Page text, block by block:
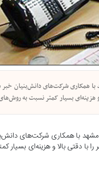
همکاری شرکت‌های دانش‌بنیان خبر
با همکاری شرکت‌های
«سنسور نرم»، امکان پایش لحظه‌ای فشار و جریان گاز در بیش از ۱۰۰